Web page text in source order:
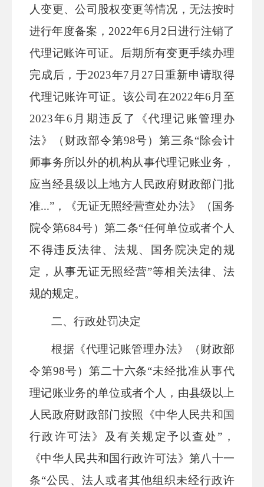
人变更、公司股权变更等情况，无法按时
进行年度备案，2022年6月2日进行注销了
代理记账许可证。后期所有变更手续办理
完成后，于2023年7月27日重新申请取得
代理记账许可证。该公司在2022年6月至
2023年6月期违反了《代理记账管理办
法》（财政部令第98号）第三条“除会计
师事务所以外的机构从事代理记账业务，
应当经县级以上地方人民政府财政部门批
准...”，《无证无照经营查处办法》（国务
院令第684号）第二条“任何单位或者个人
不得违反法律、法规、国务院决定的规
定，从事无证无照经营”等相关法律、法
规的规定。
二、行政处罚决定
根据 《代理记账管理办法》（财政部
令第98号）第二十六条“未经批准从事代
理记账业务的单位或者个人，由县级以上
人民政府财政部门按照《中华人民共和国
行政许可法》及有关规定予以查处”，
《中华人民共和国行政许可法》第八十一
条“公民、法人或者其他组织未经行政许